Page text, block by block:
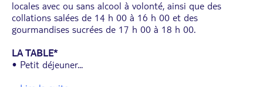
locales avec ou sans alcool à volonté, ainsi que des
collations salées de 14 h 00 à 16 h 00 et des
gourmandises sucrées de 17 h 00 à 18 h 00.
LA TABLE*
• Petit déjeuner...